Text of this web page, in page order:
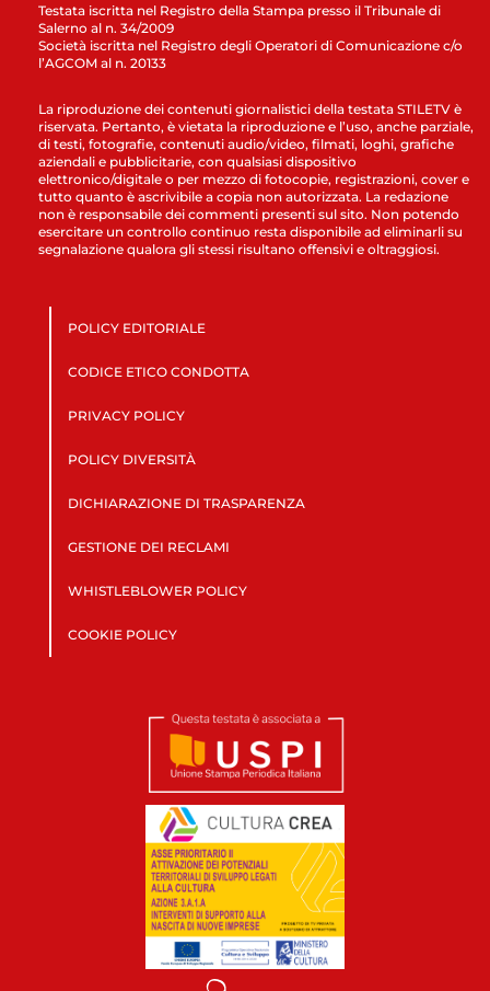
Testata iscritta nel Registro della Stampa presso il Tribunale di
Salerno al n. 34/2009
Società iscritta nel Registro degli Operatori di Comunicazione c/o
l’AGCOM al n. 20133
La riproduzione dei contenuti giornalistici della testata STILETV è
riservata. Pertanto, è vietata la riproduzione e l’uso, anche parziale,
di testi, fotografie, contenuti audio/video, filmati, loghi, grafiche
aziendali e pubblicitarie, con qualsiasi dispositivo
elettronico/digitale o per mezzo di fotocopie, registrazioni, cover e
tutto quanto è ascrivibile a copia non autorizzata. La redazione
non è responsabile dei commenti presenti sul sito. Non potendo
esercitare un controllo continuo resta disponibile ad eliminarli su
segnalazione qualora gli stessi risultano offensivi e oltraggiosi.
POLICY EDITORIALE
CODICE ETICO CONDOTTA
PRIVACY POLICY
POLICY DIVERSITÀ
DICHIARAZIONE DI TRASPARENZA
GESTIONE DEI RECLAMI
WHISTLEBLOWER POLICY
COOKIE POLICY